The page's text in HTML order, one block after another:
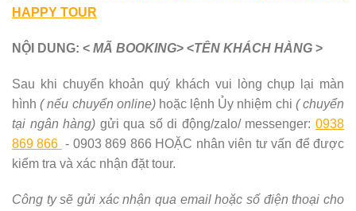
HAPPY TOUR
NỘI DUNG: < MÃ BOOKING> <TÊN KHÁCH HÀNG >
Sau khi chuyển khoản quý khách vui lòng chụp lại màn
hình( nếu chuyển online)hoặc lệnh Ủy nhiệm chi ( chuyển
tại ngân hàng) gửi qua số di động/zalo/ messenger:0938
869 866 - 0903 869 866 HOẶC nhân viên tư vấn để được
kiểm tra và xác nhận đặt tour.
Công ty sẽ gửi xác nhận qua email hoặc số điện thoại cho